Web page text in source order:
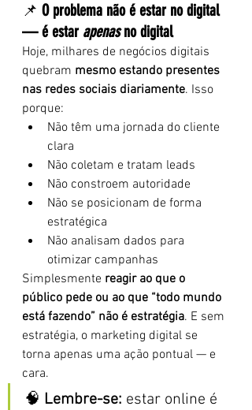
📌 O problema não é estar no digital
— é estar apenas no digital
Hoje, milhares de negócios digitais
quebram mesmo estando presentes
nas redes sociais diariamente. Isso
porque:
Não têm uma jornada do cliente
clara
Não coletam e tratam leads
Não constroem autoridade
Não se posicionam de forma
estratégica
Não analisam dados para
otimizar campanhas
Simplesmente reagir ao que o
público pede ou ao que “todo mundo
está fazendo” não é estratégia. E sem
estratégia, o marketing digital se
torna apenas uma ação pontual — e
cara.
🧠 Lembre-se: estar online é